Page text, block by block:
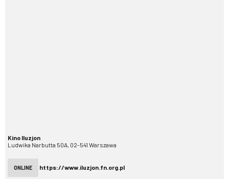
Kino Iluzjon
Ludwika Narbutta 50A, 02-541 Warszawa
ONLINE https://www.iluzjon.fn.org.pl